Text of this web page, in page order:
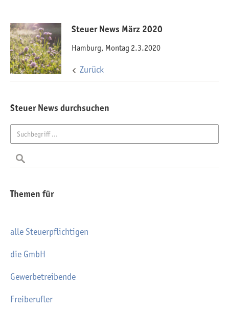
Steuer News März 2020
Hamburg, Montag 2.3.2020
Zurück
Steuer News durchsuchen
Themen für
alle Steuerpflichtigen
die GmbH
Gewerbetreibende
Freiberufler